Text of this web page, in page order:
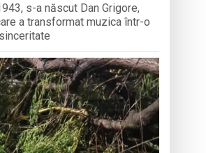
s-a născut Dan Grigore,
a transformat muzica într-o